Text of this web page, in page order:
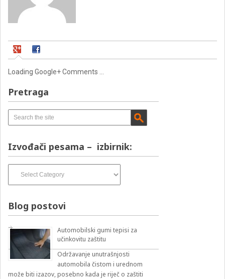
Loading Google+ Comments ...
Pretraga
Izvođači pesama – izbirnik:
pesama
Blog postovi
Automobilski gumi tepisi za
učinkovitu zaštitu
Održavanje unutrašnjosti
automobila čistom i urednom
može biti izazov, posebno kada je riječ o zaštiti